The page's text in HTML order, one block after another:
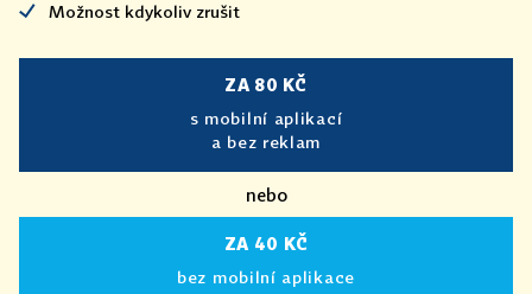
Možnost kdykoliv zrušit
ZA 80 KČ
s mobilní aplikací
a bez reklam
nebo
ZA 40 KČ
bez mobilní aplikace